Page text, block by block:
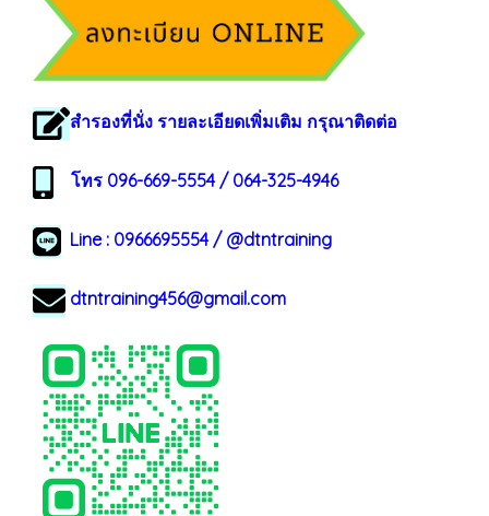
สำรองที่นั่ง รายละเอียดเพิ่มเติม กรุณาติดต่อ
โทร 096-669-5554 / 064-325-4946
Line : 0966695554/ @dtntraining
dtntraining456@gmail.com